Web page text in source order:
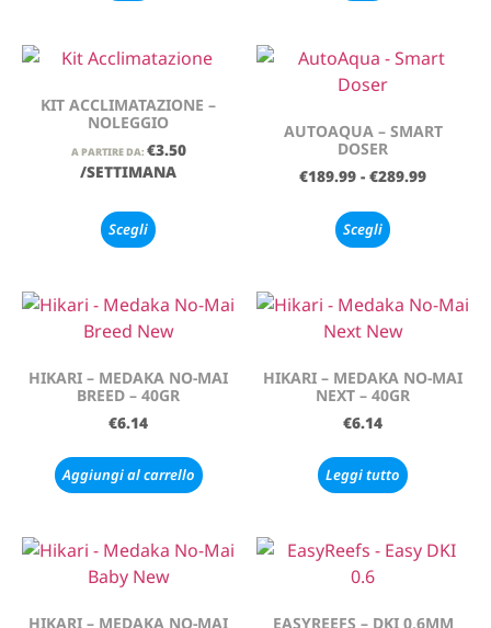
KIT ACCLIMATAZIONE –
NOLEGGIO
A PARTIRE DA: €3.50
/SETTIMANA
Scegli
AUTOAQUA – SMART
DOSER
€189.99 - €289.99
Scegli
HIKARI – MEDAKA NO-MAI
BREED – 40GR
€6.14
Aggiungi al carrello
HIKARI – MEDAKA NO-MAI
NEXT – 40GR
€6.14
Leggi tutto
HIKARI – MEDAKA NO-MAI EASYREEFS – DKI 0,6MM